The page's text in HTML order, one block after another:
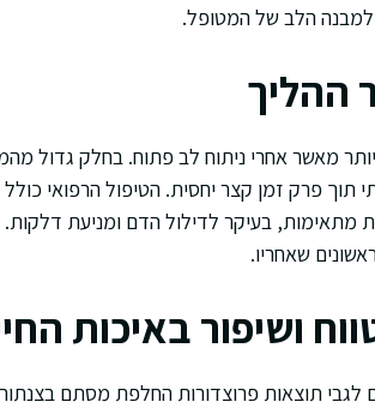
הלב של המטופל.
ההליך
מאשר אחרי ניתוח לב פתוח. בחלק גדול
תוך פרק זמן קצר יחסית. הטיפול הרפואי
מתאימות, בעיקר לדילול הדם ומניעת
שאחריו.
ושיפור באיכות
תוצאות פרוצדורות החלפת מסתם בצנתור.